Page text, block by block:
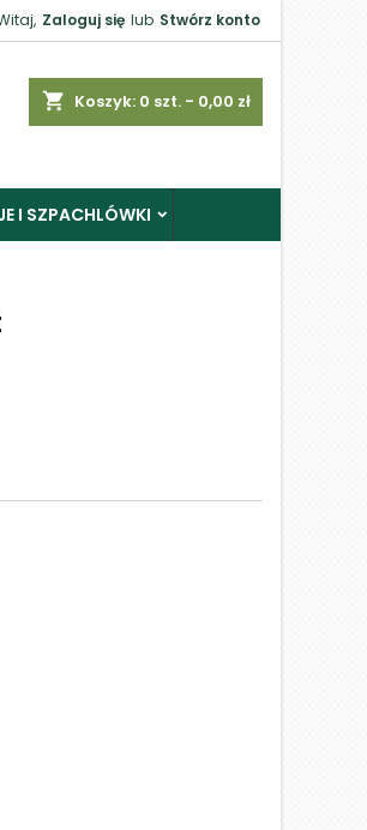
Zaloguj się lub Stwórz konto
shopping_cart Koszyk: 0 szt. - 0,00 zł
I SZPACHLÓWKI